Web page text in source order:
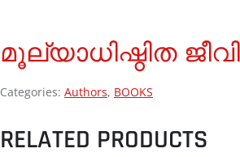
മൂല്യാധിഷ്ഠിത
Categories: Authors, BOOKS
RELATED PRODUCTS